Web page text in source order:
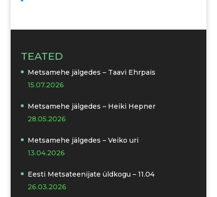
TEATED
Metsamehe jälgedes – Taavi Ehrpais
15.07.2026
Metsamehe jälgedes – Heiki Hepner
28.05.2026
Metsamehe jälgedes – Veiko uri
13.04.2026
Eesti Metsateenijate üldkogu – 11.04
26.03.2026